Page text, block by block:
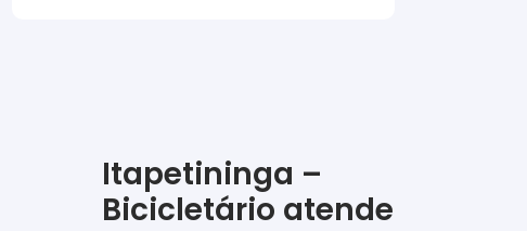
Itapetininga –
Bicicletário atende